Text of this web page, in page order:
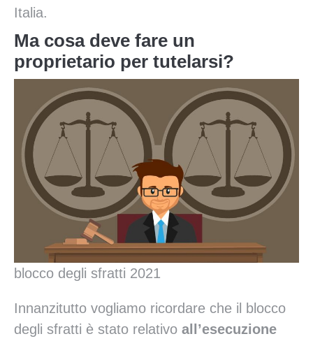
Italia.
Ma cosa deve fare un
proprietario per tutelarsi?
blocco degli sfratti 2021
Innanzitutto vogliamo ricordare che il blocco
degli sfratti è stato relativo all’esecuzione